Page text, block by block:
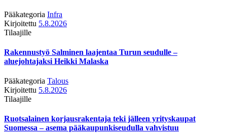
Pääkategoria Infra
Kirjoitettu 5.8.2026
Tilaajille
Rakennustyö Salminen laajentaa Turun seudulle –
aluejohtajaksi Heikki Malaska
Pääkategoria Talous
Kirjoitettu 5.8.2026
Tilaajille
Ruotsalainen korjausrakentaja teki jälleen yrityskaupat
Suomessa – asema pääkaupunkiseudulla vahvistuu